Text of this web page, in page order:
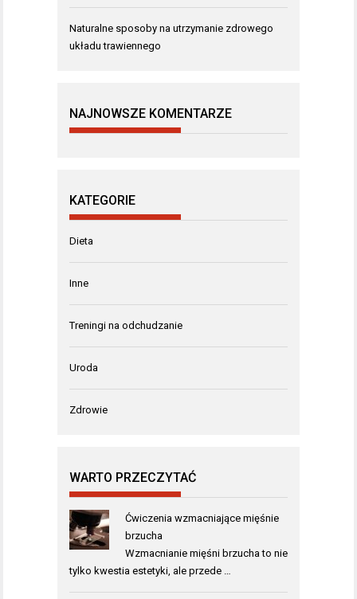
Naturalne sposoby na utrzymanie zdrowego
układu trawiennego
NAJNOWSZE KOMENTARZE
KATEGORIE
Dieta
Inne
Treningi na odchudzanie
Uroda
Zdrowie
WARTO PRZECZYTAĆ
Ćwiczenia wzmacniające mięśnie
brzucha
Wzmacnianie mięśni brzucha to nie
tylko kwestia estetyki, ale przede …